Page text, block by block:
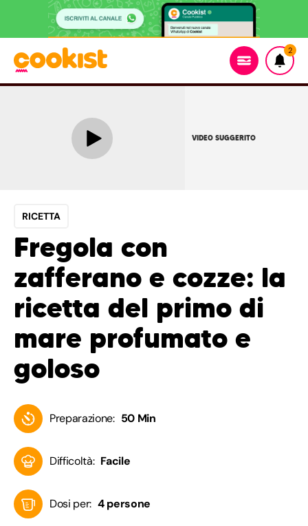
2
VIDEO SUGGERITO
RICETTA
Fregola con
zafferano e cozze: la
ricetta del primo di
mare profumato e
goloso
Preparazione: 50 Min
Difficoltà: Facile
Dosi per: 4 persone